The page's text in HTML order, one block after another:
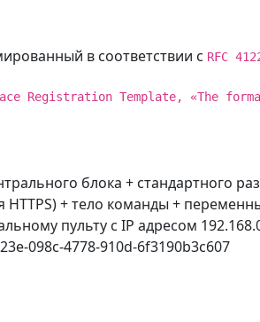
в соответствии с RFC
Registration Template, «The
блока + стандартного
+ тело команды +
пульту с IP адресом
098c-4778-910d-6f3190b3c607